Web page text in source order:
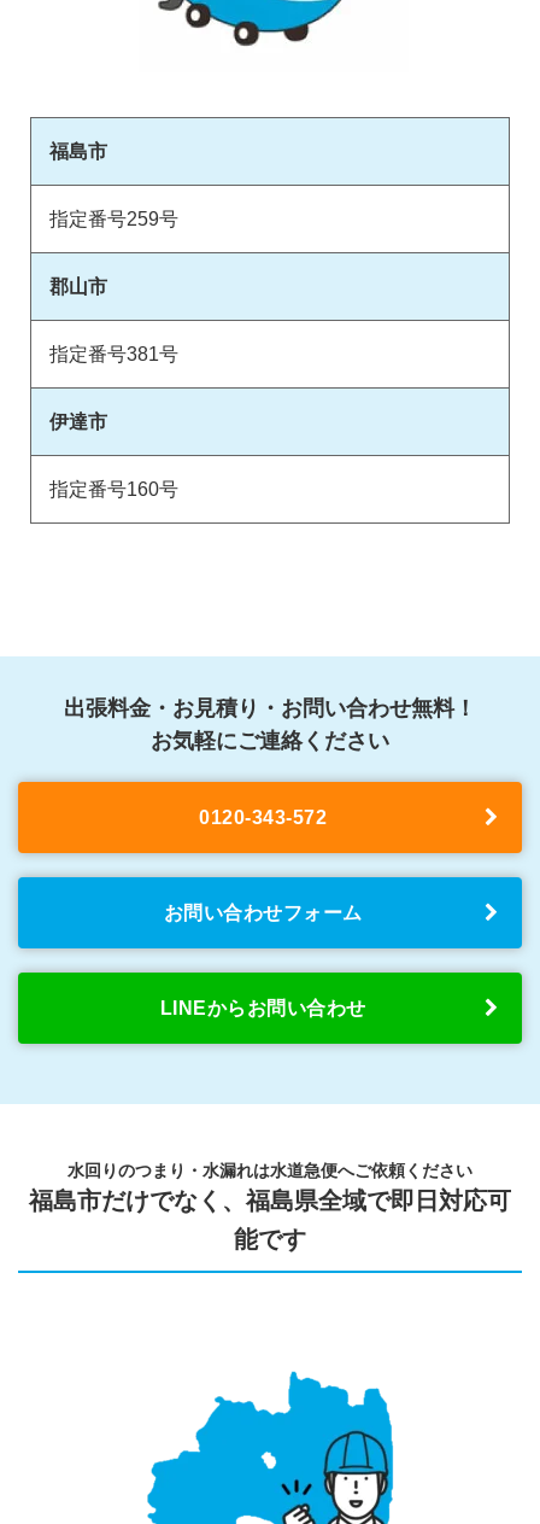
福島市
指定番号259号
郡山市
指定番号381号
伊達市
指定番号160号
出張料金・お見積り・お問い合わせ無料！
お気軽にご連絡ください
0120-343-572
お問い合わせフォーム
LINEからお問い合わせ
水回りのつまり・水漏れは水道急便へご依頼ください
福島市だけでなく、福島県全域で即日対応可
能です